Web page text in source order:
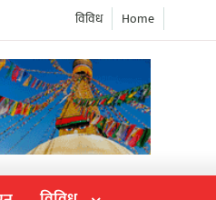
Home
विविध